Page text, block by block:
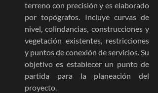
terreno con precisión y es elaborado
por topógrafos. Incluye curvas de
nivel, colindancias, construcciones y
vegetación existentes, restricciones
y puntos de conexión de servicios. Su
objetivo es establecer un punto de
partida para la planeación del
proyecto.